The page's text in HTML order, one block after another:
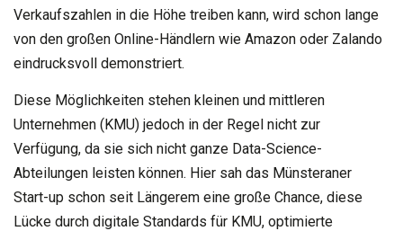
Verkaufszahlen in die Höhe treiben kann, wird schon lange
von den großen Online-Händlern wie Amazon oder Zalando
eindrucksvoll demonstriert.
Diese Möglichkeiten stehen kleinen und mittleren
Unternehmen (KMU) jedoch in der Regel nicht zur
Verfügung, da sie sich nicht ganze Data-Science-
Abteilungen leisten können. Hier sah das Münsteraner
Start-up schon seit Längerem eine große Chance, diese
Lücke durch digitale Standards für KMU, optimierte